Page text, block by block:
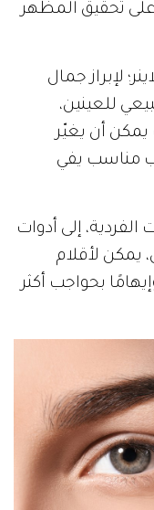
تحقيق المظهر
لإبراز جمال
للعينين،
يمكن أن يغيّر
مناسب يفي
إلى أدوات
يمكن لأقلام
بحواجب أكثر